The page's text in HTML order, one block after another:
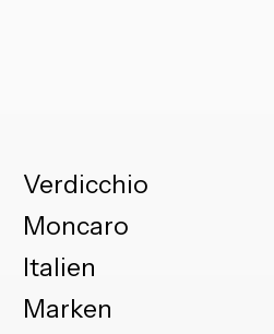
Verdicchio
Moncaro
Italien
Marken